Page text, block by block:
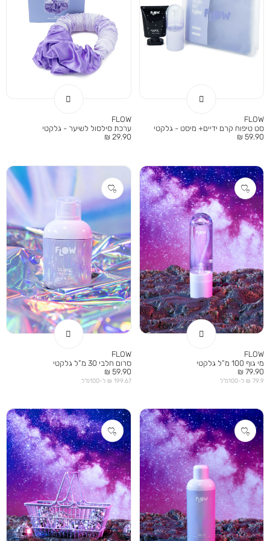
FLOW
סט טיפוח קרם ידיים+ מיסט - גלקטי
מחיר
59.90 ₪
FLOW
ערכת סילסול לשיער - גלקטי
מחיר
29.90 ₪
FLOW
מי גוף 100 מ”ל גלקטי
מחיר
מוצר
79.90 ₪
79.9 ₪ ל-100מ”ל
FLOW
סרום חלבי 30 מ”ל גלקטי
מחיר
מוצר
59.90 ₪
199.67 ₪ ל-100מ”ל